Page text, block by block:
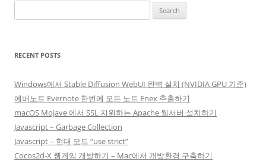
for:
RECENT POSTS
Windows에서 Stable Diffusion WebUI 완벽 설치 (NVIDIA GPU 기준)
에버노트 Evernote 한번에 모든 노트 Enex 추출하기
macOS Mojave 에서 SSL 지원하는 Apache 웹서버 설치하기
Javascript – Garbage Collection
Javascript – 현대 모드 “use strict”
Cocos2d-X 웹게임 개발하기 – Mac에서 개발환경 구축하기